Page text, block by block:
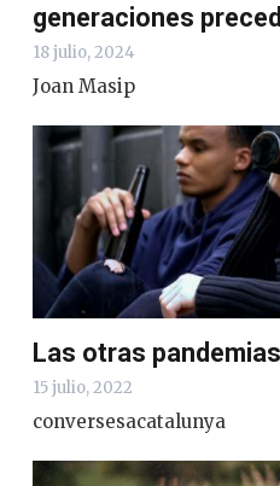
generaciones
18 julio, 2024
Joan Masip
Las otras pandemias
15 julio, 2022
conversesacatalunya